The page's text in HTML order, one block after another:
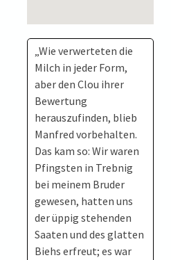
„Wie verwerteten die
Milch in jeder Form,
aber den Clou ihrer
Bewertung
herauszufinden, blieb
Manfred vorbehalten.
Das kam so: Wir waren
Pfingsten in Trebnig
bei meinem Bruder
gewesen, hatten uns
der üppig stehenden
Saaten und des glatten
Biehs erfreut; es war